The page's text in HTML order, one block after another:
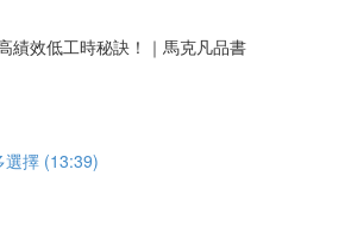
績效低工時秘訣！｜馬克凡品書
選擇 (13:39)